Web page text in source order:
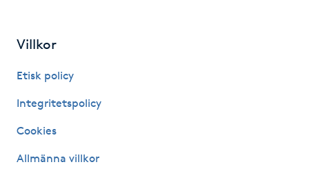
Hårbottenbehandling
Hårförlängning
Hälsa
Villkor
Etisk policy
Integritetspolicy
Cookies
Allmänna villkor